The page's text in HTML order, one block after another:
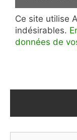
Ce site utilise
indésirables.
données de